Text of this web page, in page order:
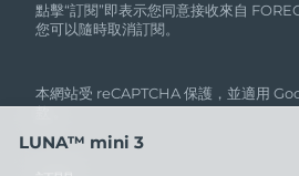
點擊“訂閱”即表示您同意接收來自
您可以隨時取消訂閱。
本網站受 reCAPTCHA 保護，並適用
款。
LUNA™ mini 3